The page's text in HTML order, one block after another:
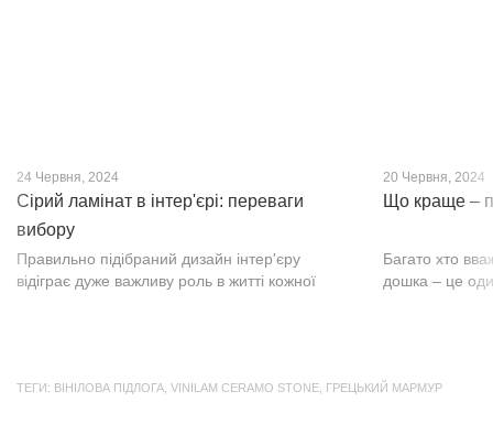
24 Червня, 2024
Сірий ламінат в інтер'єрі: переваги
вибору
Правильно підібраний дизайн інтер'єру
відіграє дуже важливу роль в житті кожної
20 Червня, 2024
Що краще –
Багато хто
дошка – це
ТЕГИ: ВІНІЛОВА ПІДЛОГА VINILAM CERAMO STONE ГРЕЦЬКИЙ МАРМУР